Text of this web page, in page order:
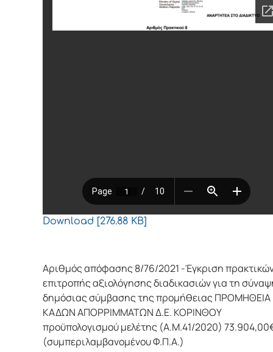
Download [276.88 KB]
Αριθμός απόφασης 8/76/2021 -Έγκριση
επιτροπής αξιολόγησης διαδικασιών για τη
δημόσιας σύμβασης της προμήθειας ΠΡΟΜΗΘΕΙΑ
ΚΑΔΩΝ ΑΠΟΡΡΙΜΜΑΤΩΝ Δ.Ε. ΚΟΡΙΝΘΟΥ
προϋπολογισμού μελέτης (Α.Μ.41/2020)
(συμπεριλαμβανομένου Φ.Π.Α.)